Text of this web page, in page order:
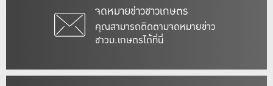
จดหมายข่าวชาวเกษตร
คุณสามารถติดตามจดหมายข่าว
ชาวม.เกษตรได้ที่นี่